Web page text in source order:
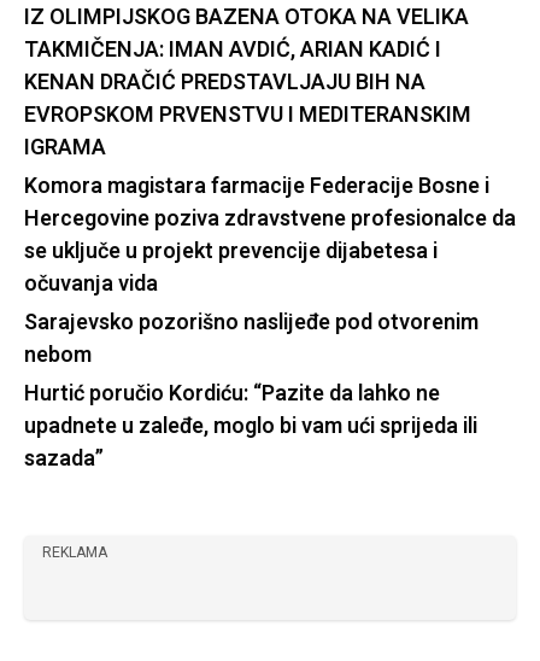
IZ OLIMPIJSKOG BAZENA OTOKA NA VELIKA
TAKMIČENJA: IMAN AVDIĆ, ARIAN KADIĆ I
KENAN DRAČIĆ PREDSTAVLJAJU BIH NA
EVROPSKOM PRVENSTVU I MEDITERANSKIM
IGRAMA
Komora magistara farmacije Federacije Bosne i
Hercegovine poziva zdravstvene profesionalce da
se uključe u projekt prevencije dijabetesa i
očuvanja vida
Sarajevsko pozorišno naslijeđe pod otvorenim
nebom
Hurtić poručio Kordiću: “Pazite da lahko ne
upadnete u zaleđe, moglo bi vam ući sprijeda ili
sazada”
REKLAMA